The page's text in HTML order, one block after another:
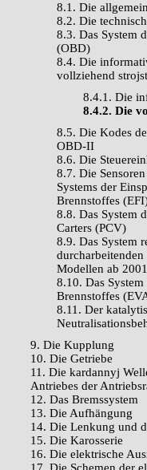
8.1. Die
8.2. Die
8.3. Das System
(OBD)
8.4. Die
vollziehend
8.4.1. Die
8.4.2. Die
8.5. Die Kodes
OBD-II
8.6. Die
8.7. Die
Systems der
Brennstoffes
8.8. Das System
Carters (PCV)
8.9. Das System
durcharbeitenden
Modellen ab 2001
8.10. Das
Brennstoffes
8.11. Der
9. Die Kupplung
10. Die Getriebe
11. Die kardannyj
Antriebes der
12. Das Bremssystem
13. Die Aufhängung
14. Die Lenkung und
15. Die Karosserie
16. Die elektrische